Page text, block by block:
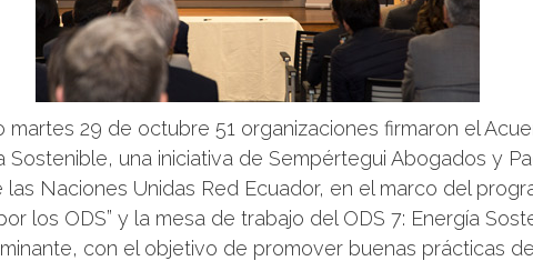
martes 29 de octubre 51 organizaciones firmaron el
Sostenible, una iniciativa de Sempértegui Abogados y
las Naciones Unidas Red Ecuador, en el marco del
los ODS” y la mesa de trabajo del ODS 7: Energía
con el objetivo de promover buenas prácticas de